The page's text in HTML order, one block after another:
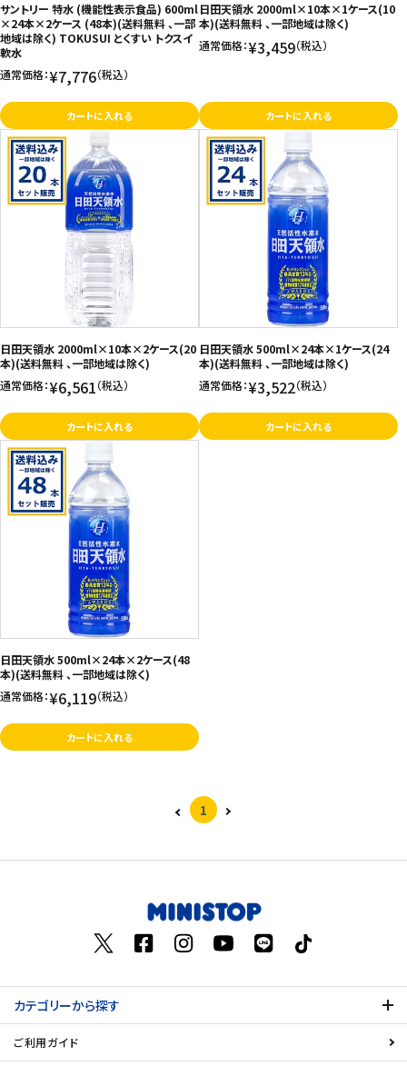
サントリー 特水 (機能性表示食品) 600ml
×24本×2ケース (48本)(送料無料 、一部
地域は除く) TOKUSUI とくすい トクスイ
軟水
通常価格：¥7,776（税込）
カートに入れる
日田天領水 2000ml×10本×1ケース(10
本)(送料無料 、一部地域は除く)
通常価格：¥3,459（税込）
カートに入れる
日田天領水 2000ml×10本×2ケース(20
本)(送料無料 、一部地域は除く)
通常価格：¥6,561（税込）
カートに入れる
日田天領水 500ml×24本×1ケース(24
本)(送料無料 、一部地域は除く)
通常価格：¥3,522（税込）
カートに入れる
日田天領水 500ml×24本×2ケース(48
本)(送料無料 、一部地域は除く)
通常価格：¥6,119（税込）
カートに入れる
1
カテゴリーから探す
ご利用ガイド